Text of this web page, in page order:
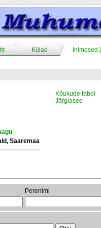
Külad Inimesed
Saaremaa
Kõukude tabel
Järglased
Perenimi